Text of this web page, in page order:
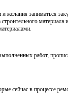
желания заниматься
работ,
сейчас в процессе